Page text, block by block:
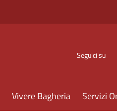
Seguici su
Vivere Bagheria Servizi